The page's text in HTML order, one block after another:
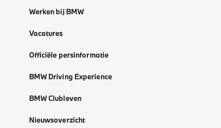
Werken bij BMW
Vacatures
Officiële persinformatie
BMW Driving Experience
BMW Clubleven
Nieuwsoverzicht